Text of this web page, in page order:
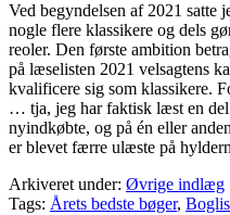
Ved begyndelsen af 2021 satte
nogle flere klassikere og dels
reoler. Den første ambition
på læselisten 2021 velsagtens
kvalificere sig som klassikere.
… tja, jeg har faktisk læst en del
nyindkøbte, og på én eller
er blevet færre ulæste på
Arkiveret under: Øvrige indlæg
Tags: Årets bedste bøger,